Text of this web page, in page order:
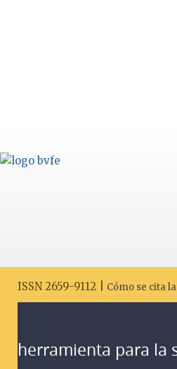
ISSN 2659-9112 | Cómo se cita
herramienta para la